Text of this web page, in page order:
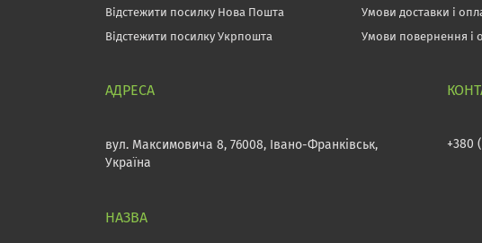
Відстежити посилку Нова Пошта
Відстежити посилку Укрпошта
Умови доставки і
Умови повернення і
вул. Максимовича 8, 76008, Івано-Франківськ,
Україна
+380